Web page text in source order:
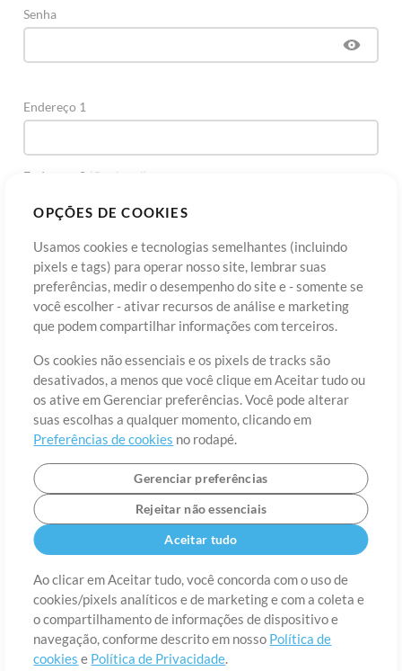
OPÇÕES DE COOKIES
Usamos cookies e tecnologias semelhantes (incluindo
pixels e tags) para operar nosso site, lembrar suas
preferências, medir o desempenho do site e - somente se
você escolher - ativar recursos de análise e marketing
que podem compartilhar informações com terceiros.
Os cookies não essenciais e os pixels de tracks são
desativados, a menos que você clique em Aceitar tudo ou
os ative em Gerenciar preferências. Você pode alterar
suas escolhas a qualquer momento, clicando em
Preferências de cookies no rodapé.
Gerenciar preferências
Rejeitar não essenciais
Aceitar tudo
Ao clicar em Aceitar tudo, você concorda com o uso de
cookies/pixels analíticos e de marketing e com a coleta e
o compartilhamento de informações de dispositivo e
navegação, conforme descrito em nosso Política de
cookies e Política de Privacidade.
Senha
Endereço 1
Endereço 2 (Opcional)
Cidade
País CEP
Estado Idioma
Sobre Termos de Uso Política de Privacidade
Preferências de
cookies
Contato
©2006-2026 por MultiTracks LLC. Todos os Direitos Reservados.